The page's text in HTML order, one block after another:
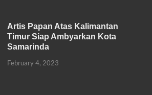
Artis Papan Atas Kalimantan
Timur Siap Ambyarkan Kota
Samarinda
February 4, 2023